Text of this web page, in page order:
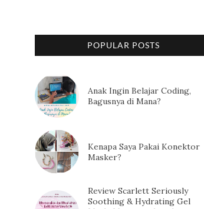
POPULAR POSTS
Anak Ingin Belajar Coding,
Bagusnya di Mana?
Kenapa Saya Pakai Konektor
Masker?
Review Scarlett Seriously
Soothing & Hydrating Gel